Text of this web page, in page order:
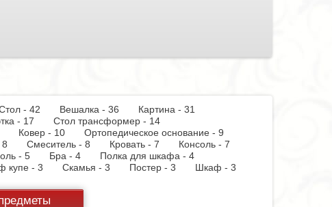
- 42 Вешалка - 36
Картина - 31
- 17
Стол трансформер - 14
Ковер - 10
Ортопедическое основание - 9
- 8 Смеситель - 8 Кровать - 7
Консоль - 7
- 5 Бра - 4
Полка для шкафа - 4
купе - 3 Скамья - 3 Постер - 3
Шкаф - 3
2Стеллаж - 2
- 2